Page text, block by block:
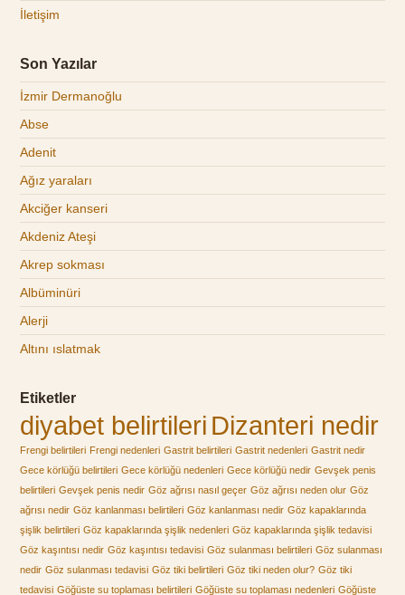
İletişim
Son Yazılar
İzmir Dermanoğlu
Abse
Adenit
Ağız yaraları
Akciğer kanseri
Akdeniz Ateşi
Akrep sokması
Albüminüri
Alerji
Altını ıslatmak
Etiketler
diyabet belirtileri Dizanteri nedir
Frengi belirtileri Frengi nedenleri Gastrit belirtileri Gastrit nedenleri Gastrit nedir
Gece körlüğü belirtileri Gece körlüğü nedenleri Gece körlüğü nedir Gevşek penis
belirtileri Gevşek penis nedir Göz ağrısı nasıl geçer Göz ağrısı neden olur Göz
ağrısı nedir Göz kanlanması belirtileri Göz kanlanması nedir Göz kapaklarında
şişlik belirtileri Göz kapaklarında şişlik nedenleri Göz kapaklarında şişlik tedavisi
Göz kaşıntısı nedir Göz kaşıntısı tedavisi Göz sulanması belirtileri Göz sulanması
nedir Göz sulanması tedavisi Göz tiki belirtileri Göz tiki neden olur? Göz tiki
tedavisi Göğüste su toplaması belirtileri Göğüste su toplaması nedenleri Göğüste